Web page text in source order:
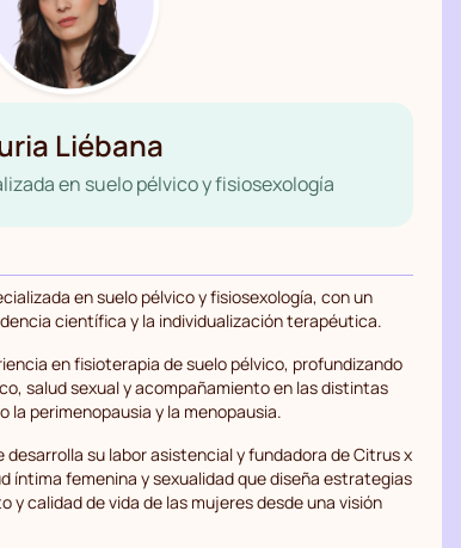
Liébana
en suelo pélvico y fisiosexología
en suelo pélvico y fisiosexología, con un
científica y la individualización terapéutica.
en fisioterapia de suelo pélvico, profundizando
salud sexual y acompañamiento en las distintas
la perimenopausia y la menopausia.
desarrolla su labor asistencial y fundadora de Citrus x
íntima femenina y sexualidad que diseña estrategias
y calidad de vida de las mujeres desde una visión